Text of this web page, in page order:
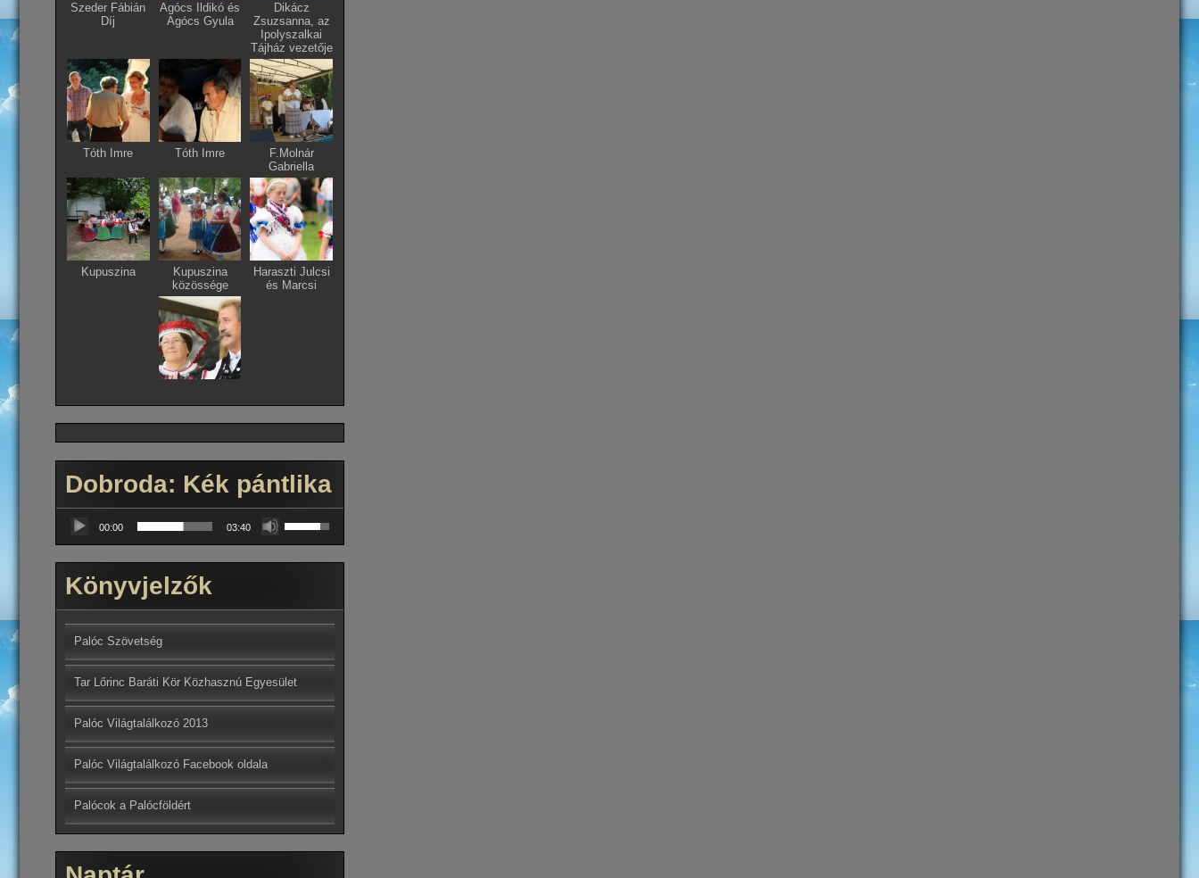
Szeder Fábián
Díj
Agócs Ildikó és
Agócs Gyula
Dikácz
Zsuzsanna, az
Ipolyszalkai
Tájház vezetője
Tóth Imre Tóth Imre
F.Molnár
Gabriella
Kupuszina
Kupuszina
közössége
Haraszti Julcsi
és Marcsi
Dobroda: Kék pántlika
lejátszó
00:00 03:40
hangerő
növeléséhez,
illetőleg
Fel/Le
billentyűket
használni.
Könyvjelzők
Palóc Szövetség
Tar Lőrinc Baráti Kör Közhasznú Egyesület
Palóc Világtalálkozó 2013
Palóc Világtalálkozó Facebook oldala
Palócok a Palócföldért